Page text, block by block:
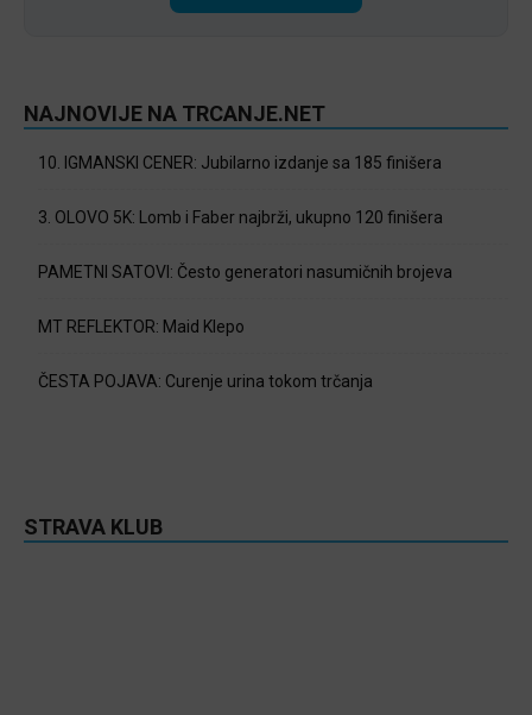
NAJNOVIJE NA TRCANJE.NET
10. IGMANSKI CENER: Jubilarno izdanje sa 185 finišera
3. OLOVO 5K: Lomb i Faber najbrži, ukupno 120 finišera
PAMETNI SATOVI: Često generatori nasumičnih brojeva
MT REFLEKTOR: Maid Klepo
ČESTA POJAVA: Curenje urina tokom trčanja
STRAVA KLUB